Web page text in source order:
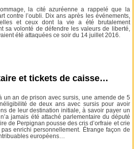
la cité azuréenne a rappelé que la
contre l’oubli. Dix ans après les événements,
et ceux dont la vie a été brutalement
sa volonté de défendre les valeurs de liberté,
été attaquées ce soir du 14 juillet 2016.
et tickets de caisse…
un an de prison avec sursis, une amende de 5
de deux ans avec sursis pour avoir
de leur destination initiale, à savoir payer un
jamais été attaché parlementaire du député
de Perpignan pousse des cris d’orfraie et crie
enrichi personnellement. Étrange façon de
européens…